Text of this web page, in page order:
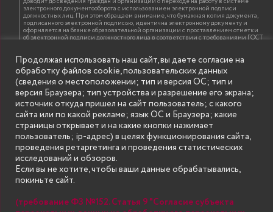
электронного документооборота с использованием электронной подписи
должностных лиц. При этом обращаем внимание, что бумажная копия документа,
подписанного электронной подписью, идентична электронному документу и
оформляется на бланке образовательной организации с проставлением отметки
об электронной подписи должностного лица в соответствии с требованиями ГОСТ
ИНФОРМАЦИЯ ДЛЯ ПРАВООБЛАДАТЕЛЕЙ
Все права на аудио и видео материалы, представленные на нашем сайте
принадлежат их законным владельцам и предназначены только для ознакомления.
Наличие материалов на сайте никаким образом не претендует на обозначение
нашего авторского права на данные материалы. Авторы не несут ответственности
за возможные последствия использования их в целях, запрещенных Уголовным
Кодексом Российской Федерации. Если вы соглашаетесь с указанными
условиями, то можете приступить к просмотру материалов. Иначе вы должны
немедленно покинуть сайт. Все материалы, размещенные на сайте, взяты с
открытых (общедоступных) источников. Если Вы являетесь правообладателем
какого-либо материала, размещённого на этом сайте, и не хотели бы чтобы данная
информация распространялась без Вашего на то согласия, то мы будем рады
оказать Вам содействие, удалив соответствующие страницы. Для этого достаточно,
чтобы вы прислали нам письмо (в электронном виде) с E-mail официального
страницы сайта, которые необходимо удалить.
Продолжая использовать наш сайт, вы даете согласие на
обработку файлов cookie, пользовательских данных
(сведения о местоположении; тип и версия ОС; тип и
версия Браузера; тип устройства и разрешение его экрана;
источник откуда пришел на сайт пользователь; с какого
сайта или по какой рекламе; язык ОС и Браузера; какие
страницы открывает и на какие кнопки нажимает
пользователь; ip-адрес) в целях функционирования сайта,
проведения ретаргетинга и проведения статистических
исследований и обзоров.
Если вы не хотите, чтобы ваши данные обрабатывались,
покиньте сайт.
(требование ФЗ №152. Статья 9 "Согласие субъекта